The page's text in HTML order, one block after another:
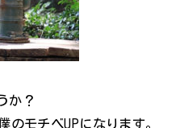
か？
のモチベUPになります。